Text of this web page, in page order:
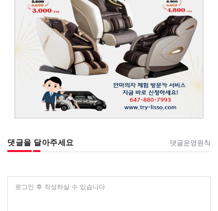
댓글을 달아주세요 댓글운영원칙
로그인 후 작성하실 수 있습니다